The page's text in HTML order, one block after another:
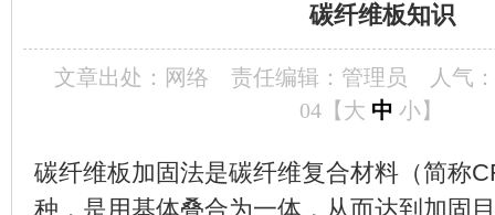
碳纤维板知识
文章出处：网络 责任编辑：管理员
人气：
04【 大 中 小】
碳纤维板加固法是碳纤维复合材料（简称
种，是用基体叠合为一体，从而达到加固